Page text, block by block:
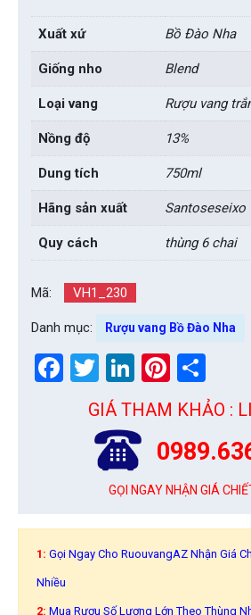
Xuất xứ Bồ Đào Nha
Giống nho Blend
Loại vang Rượu vang
Nồng độ 13%
Dung tích 750ml
Hãng sản xuất Santoseseixo
Quy cách thùng 6 chai
Mã: VH1_230
Danh mục: Rượu vang Bồ Đào Nha
Facebook
Twitter
LinkedIn
GIÁ THAM KHẢO :
GỌI NGAY NHẬN GIÁ
1: Gọi Ngay Cho RuouvangAZ Nhận Giá
Nhiều
2: Mua Rượu Số Lượng Lớn Theo Thùng